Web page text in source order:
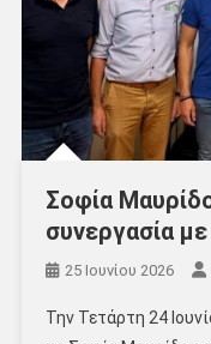
Σοφία
συνεργασία
25 Ιουνίου 2026
Την Τετάρτη 24